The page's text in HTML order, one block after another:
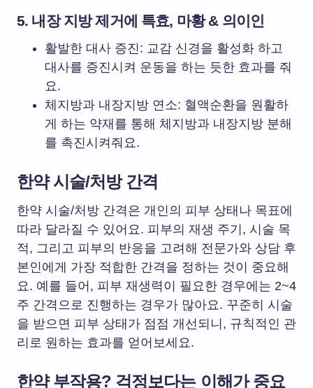
5. 내장 지방 제거에 특효, 마황 & 의이인
활발한 대사 증진: 교감 신경을 활성화 하고
대사를 증진시켜 운동을 하는 듯한 효과를 줘
요.
체지방과 내장지방 연소: 혈액순환을 원활하
게 하는 약재를 통해 체지방과 내장지방 분해
를 촉진시켜줘요.
한약 시술/처방 간격
한약 시술/처방 간격은 개인의 피부 상태나 목표에
따라 달라질 수 있어요. 피부의 재생 주기, 시술 목
적, 그리고 피부의 반응을 고려해 전문가와 상담 후
본인에게 가장 적합한 간격을 정하는 것이 중요해
요. 예를 들어, 피부 재생력이 필요한 경우에는 2~4
주 간격으로 진행하는 경우가 많아요. 꾸준히 시술
을 받으면 피부 상태가 점점 개선되니, 규칙적인 관
리로 원하는 효과를 얻어보세요.
한약 부작용? 걱정보다는 이해가 중요